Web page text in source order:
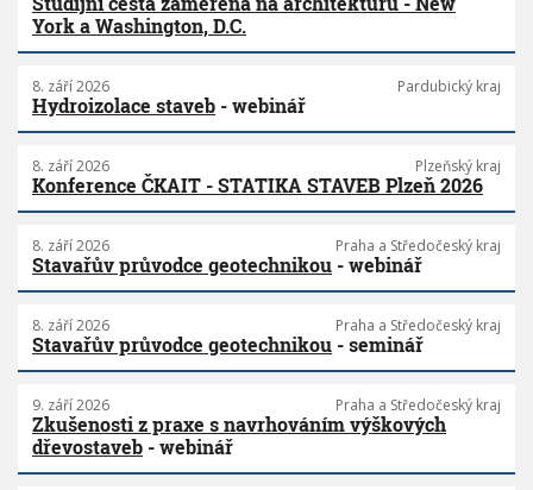
York a Washington, D.C.
8. září 2026 Pardubický kraj
Hydroizolace staveb - webinář
8. září 2026 Plzeňský kraj
Konference ČKAIT - STATIKA STAVEB Plzeň 2026
8. září 2026 Praha a Středočeský kraj
Stavařův průvodce geotechnikou - webinář
8. září 2026 Praha a Středočeský kraj
Stavařův průvodce geotechnikou - seminář
9. září 2026 Praha a Středočeský kraj
Zkušenosti z praxe s navrhováním výškových
dřevostaveb - webinář